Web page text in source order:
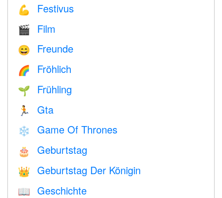
💪 Festivus
🎬 Film
😄 Freunde
🌈 Fröhlich
🌱 Frühling
🏃 Gta
❄️ Game Of Thrones
🎂 Geburtstag
👑 Geburtstag Der Königin
📖 Geschichte